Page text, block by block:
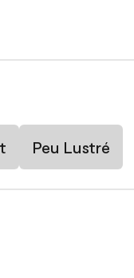
Peu Lustré